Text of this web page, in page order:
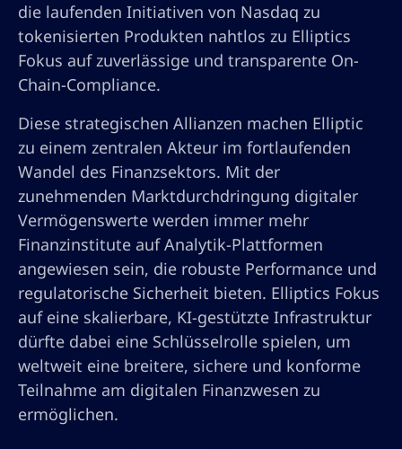
die laufenden Initiativen von Nasdaq zu
tokenisierten Produkten nahtlos zu Elliptics
Fokus auf zuverlässige und transparente On-
Chain-Compliance.
Diese strategischen Allianzen machen Elliptic
zu einem zentralen Akteur im fortlaufenden
Wandel des Finanzsektors. Mit der
zunehmenden Marktdurchdringung digitaler
Vermögenswerte werden immer mehr
Finanzinstitute auf Analytik-Plattformen
angewiesen sein, die robuste Performance und
regulatorische Sicherheit bieten. Elliptics Fokus
auf eine skalierbare, KI-gestützte Infrastruktur
dürfte dabei eine Schlüsselrolle spielen, um
weltweit eine breitere, sichere und konforme
Teilnahme am digitalen Finanzwesen zu
ermöglichen.